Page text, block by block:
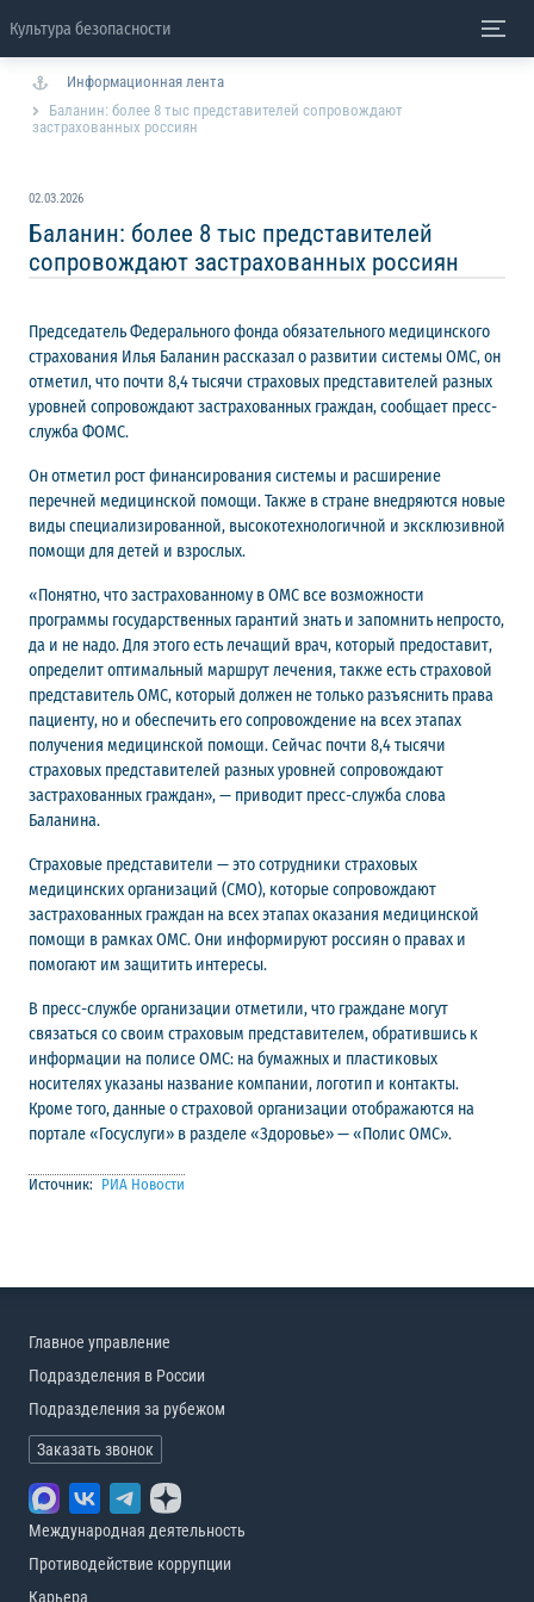
Культура безопасности
Информационная лента
Баланин: более 8 тыс представителей сопровождают
застрахованных россиян
02.03.2026
Баланин: более 8 тыс представителей
сопровождают застрахованных россиян
Председатель Федерального фонда обязательного медицинского
страхования Илья Баланин рассказал о развитии системы ОМС, он
отметил, что почти 8,4 тысячи страховых представителей разных
уровней сопровождают застрахованных граждан, сообщает пресс-
служба ФОМС.
Он отметил рост финансирования системы и расширение
перечней медицинской помощи. Также в стране внедряются новые
виды специализированной, высокотехнологичной и эксклюзивной
помощи для детей и взрослых.
«Понятно, что застрахованному в ОМС все возможности
программы государственных гарантий знать и запомнить непросто,
да и не надо. Для этого есть лечащий врач, который предоставит,
определит оптимальный маршрут лечения, также есть страховой
представитель ОМС, который должен не только разъяснить права
пациенту, но и обеспечить его сопровождение на всех этапах
получения медицинской помощи. Сейчас почти 8,4 тысячи
страховых представителей разных уровней сопровождают
застрахованных граждан», — приводит пресс-служба слова
Баланина.
Страховые представители — это сотрудники страховых
медицинских организаций (СМО), которые сопровождают
застрахованных граждан на всех этапах оказания медицинской
помощи в рамках ОМС. Они информируют россиян о правах и
помогают им защитить интересы.
В пресс-службе организации отметили, что граждане могут
связаться со своим страховым представителем, обратившись к
информации на полисе ОМС: на бумажных и пластиковых
носителях указаны название компании, логотип и контакты.
Кроме того, данные о страховой организации отображаются на
портале «Госуслуги» в разделе «Здоровье» — «Полис ОМС».
Источник: РИА Новости
Главное управление
Подразделения в России
Подразделения за рубежом
Заказать звонок
Международная деятельность
Противодействие коррупции
Карьера